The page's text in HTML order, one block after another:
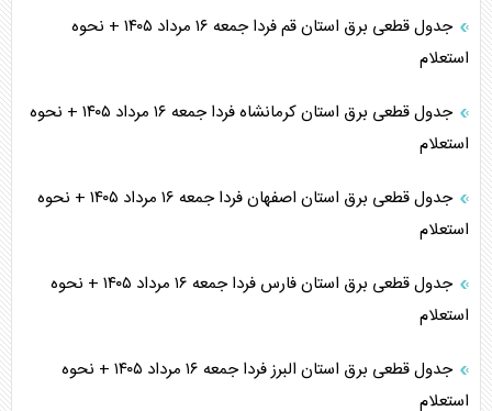
جدول قطعی برق استان قم فردا جمعه ۱۶ مرداد ۱۴۰۵ + نحوه
استعلام
جدول قطعی برق استان کرمانشاه فردا جمعه ۱۶ مرداد ۱۴۰۵ + نحوه
استعلام
جدول قطعی برق استان اصفهان فردا جمعه ۱۶ مرداد ۱۴۰۵ + نحوه
استعلام
جدول قطعی برق استان فارس فردا جمعه ۱۶ مرداد ۱۴۰۵ + نحوه
استعلام
جدول قطعی برق استان البرز فردا جمعه ۱۶ مرداد ۱۴۰۵ + نحوه
استعلام